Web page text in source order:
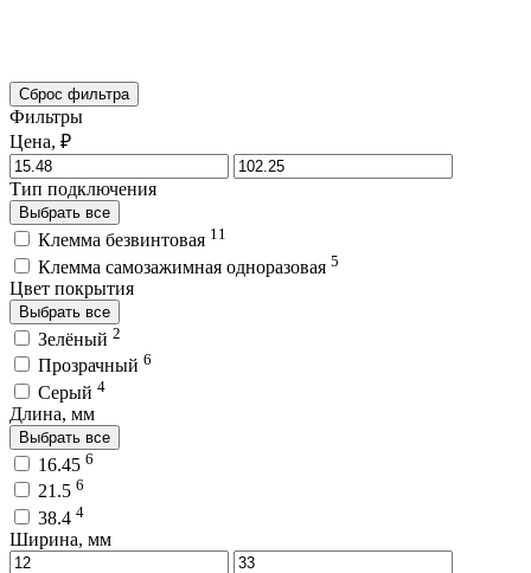
Сброс фильтра
Фильтры
Цена, ₽
Тип подключения
Выбрать все
Клемма безвинтовая 11
Клемма самозажимная одноразовая 5
Цвет покрытия
Выбрать все
Зелёный 2
Прозрачный 6
Серый 4
Длина, мм
Выбрать все
16.45 6
21.5 6
38.4 4
Ширина, мм